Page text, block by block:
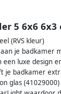
5 6x6 6x3
(RVS kleur)
je badkamer
een luxe design
je badkamer
glas